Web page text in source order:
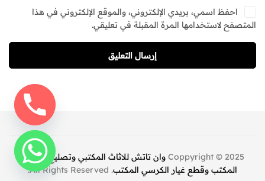
احفظ اسمي، بريدي الإلكتروني، والموقع الإلكتروني في هذا
المتصفح لاستخدامها المرة المقبلة في تعليقي.
إرسال التعليق
Coppyright © 2025 وان تاتش للاثاث المكتبي وتصليح كراسي
المكتب وقطع غيار الكرسي المكتب. All Rights Reserved.